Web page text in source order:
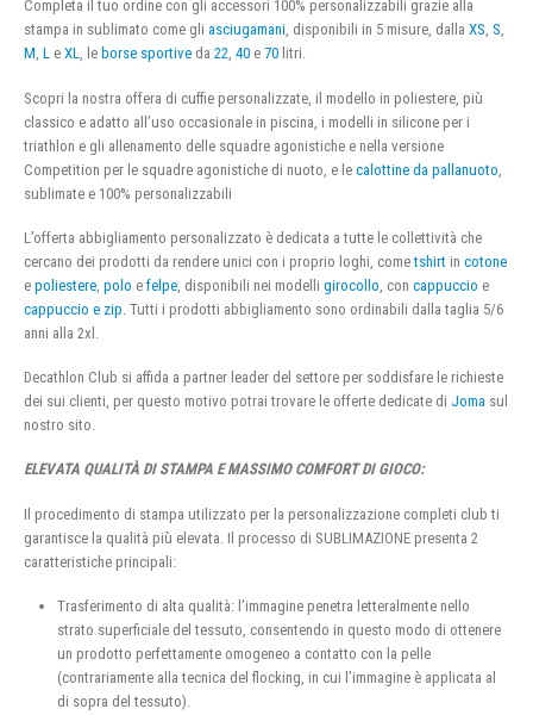
Completa il tuo ordine con gli accessori 100% personalizzabili grazie alla
stampa in sublimato come gli asciugamani, disponibili in 5 misure, dalla XS, S,
M, L e XL, le borse sportive da 22, 40 e 70 litri.
Scopri la nostra offera di cuffie personalizzate, il modello in poliestere, più
classico e adatto all’uso occasionale in piscina, i modelli in silicone per i
triathlon e gli allenamento delle squadre agonistiche e nella versione
Competition per le squadre agonistiche di nuoto, e le calottine da pallanuoto
sublimate e 100% personalizzabili
L’offerta abbigliamento personalizzato è dedicata a tutte le collettività che
cercano dei prodotti da rendere unici con i proprio loghi, cometshirt in cotone
e poliestere polo e felpe , disponibili nei modelli girocollo , con cappuccio e
cappuccio e zip . Tutti i prodotti abbigliamento sono ordinabili dalla taglia 5/6
anni alla 2xl.
Decathlon Club si affida a partner leader del settore per soddisfare le richieste
dei sui clienti, per questo motivo potrai trovare le offerte dedicate di Joma sul
nostro sito.
ELEVATA QUALITÀ DI STAMPA E MASSIMO COMFORT DI GIOCO:
Il procedimento di stampa utilizzato per la personalizzazione completi club ti
garantisce la qualità più elevata. Il processo di SUBLIMAZIONE presenta 2
caratteristiche principali:
Trasferimento di alta qualità: l’immagine penetra letteralmente nello
strato superficiale del tessuto, consentendo in questo modo di ottenere
un prodotto perfettamente omogeneo a contatto con la pelle
(contrariamente alla tecnica del flocking, in cui l’immagine è applicata al
di sopra del tessuto).